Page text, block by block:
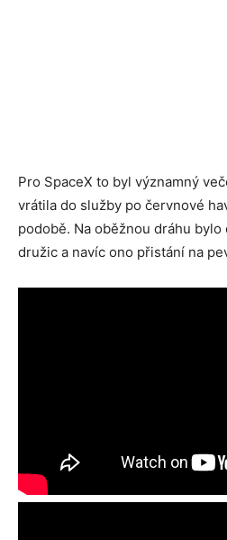
Pro SpaceX to byl významný
vrátila do služby po červnové
podobě. Na oběžnou dráhu bylo
družic a navíc ono přistání na